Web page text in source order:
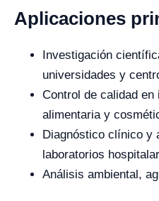
Aplicaciones
Investigación
universidades y
Control de calidad
alimentaria y
Diagnóstico clínico y
laboratorios
Análisis ambiental,